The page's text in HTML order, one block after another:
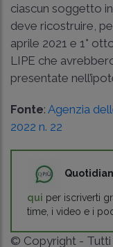
ciascun soggetto
deve ricostruire,
aprile 2021 e 1°
LIPE che
presentate
Fonte: Agenzia
2022 n. 22
qui per iscriverti
time, i video e i
© Copyright - Tutti